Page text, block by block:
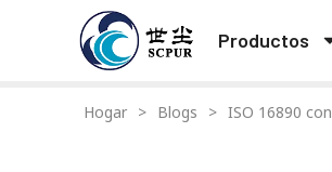
Productos
Hogar > Blogs > ISO 16890